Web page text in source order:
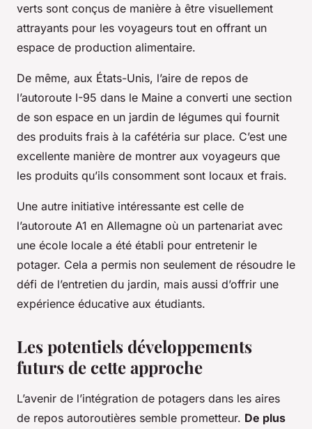
verts sont conçus de manière à être visuellement
attrayants pour les voyageurs tout en offrant un
espace de production alimentaire.
De même, aux États-Unis, l’aire de repos de
l’autoroute I-95 dans le Maine a converti une section
de son espace en un jardin de légumes qui fournit
des produits frais à la cafétéria sur place. C’est une
excellente manière de montrer aux voyageurs que
les produits qu’ils consomment sont locaux et frais.
Une autre initiative intéressante est celle de
l’autoroute A1 en Allemagne où un partenariat avec
une école locale a été établi pour entretenir le
potager. Cela a permis non seulement de résoudre le
défi de l’entretien du jardin, mais aussi d’offrir une
expérience éducative aux étudiants.
Les potentiels développements
futurs de cette approche
L’avenir de l’intégration de potagers dans les aires
de repos autoroutières semble prometteur. De plus